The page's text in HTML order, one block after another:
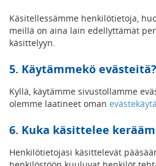
Käsitellessämme henkilötietoja,
meillä on aina lain edellyttämät
käsittelyyn.
5. Käytämmekö evästeitä?
Kyllä, käytämme sivustollamme
olemme laatineet oman
6. Kuka käsittelee
Henkilötietojasi käsittelevät